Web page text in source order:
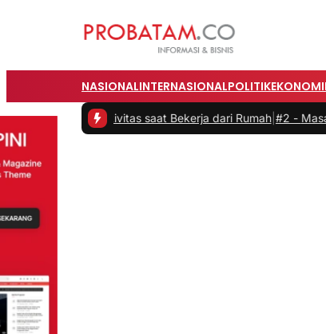
NASIONALINTERNASIONALPOLITIKEKONOMI
Produktivitas saat Bekerja dari Rumah|#2 -Masalah